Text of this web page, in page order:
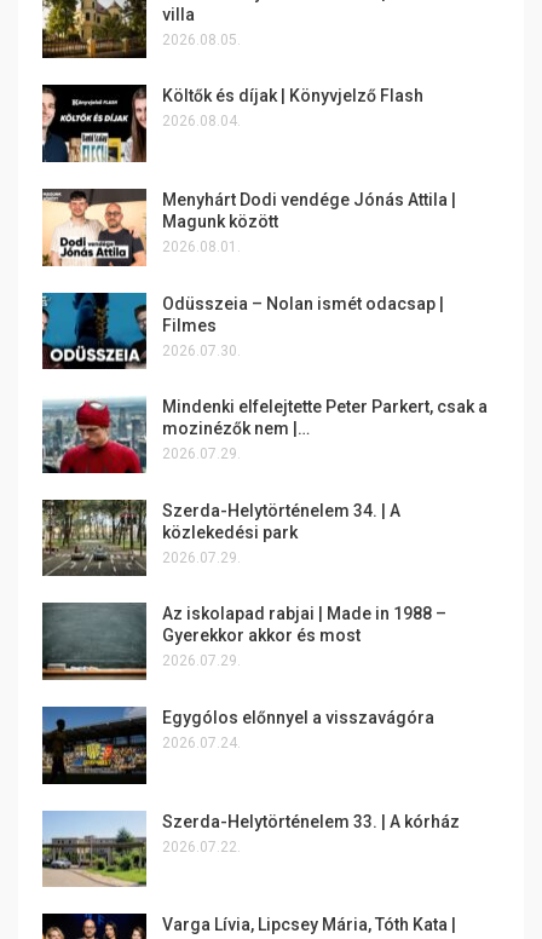
villa
2026.08.05.
Költők és díjak | Könyvjelző Flash
2026.08.04.
Menyhárt Dodi vendége Jónás Attila |
Magunk között
2026.08.01.
Odüsszeia – Nolan ismét odacsap |
Filmes
2026.07.30.
Mindenki elfelejtette Peter Parkert, csak a
mozinézők nem |…
2026.07.29.
Szerda-Helytörténelem 34. | A
közlekedési park
2026.07.29.
Az iskolapad rabjai | Made in 1988 –
Gyerekkor akkor és most
2026.07.29.
Egygólos előnnyel a visszavágóra
2026.07.24.
Szerda-Helytörténelem 33. | A kórház
2026.07.22.
Varga Lívia, Lipcsey Mária, Tóth Kata |